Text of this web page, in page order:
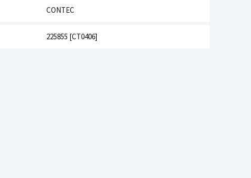
CONTEC
225855 [CT0406]